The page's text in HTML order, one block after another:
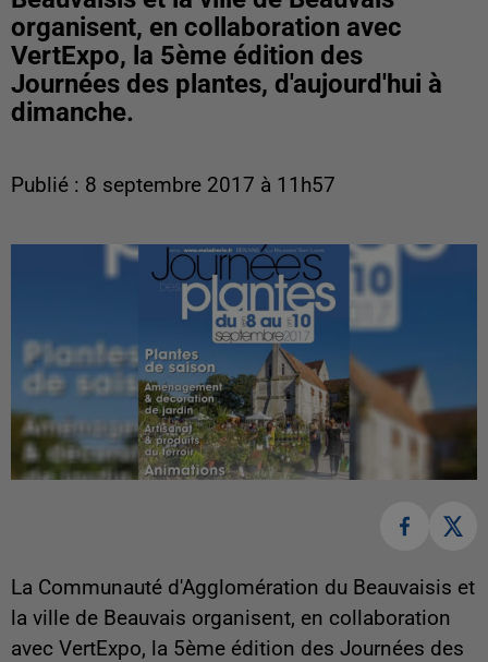
organisent, en collaboration avec
VertExpo, la 5ème édition des
Journées des plantes, d'aujourd'hui à
dimanche.
Publié : 8 septembre 2017 à 11h57
La Communauté d'Agglomération du Beauvaisis et
la ville de Beauvais organisent, en collaboration
avec VertExpo, la 5ème édition des Journées des